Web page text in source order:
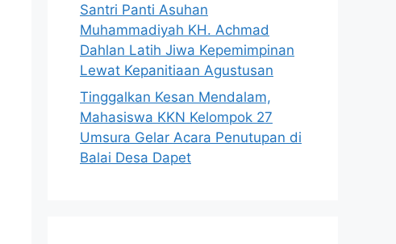
Santri Panti Asuhan
Muhammadiyah KH. Achmad
Dahlan Latih Jiwa Kepemimpinan
Lewat Kepanitiaan Agustusan
Tinggalkan Kesan Mendalam,
Mahasiswa KKN Kelompok 27
Umsura Gelar Acara Penutupan di
Balai Desa Dapet